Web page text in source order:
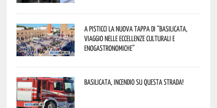
A Pisticci la nuova tappa di “Basilicata,
viaggio nelle eccellenze culturali e
enogastronomiche”
Basilicata, incendio su questa strada!